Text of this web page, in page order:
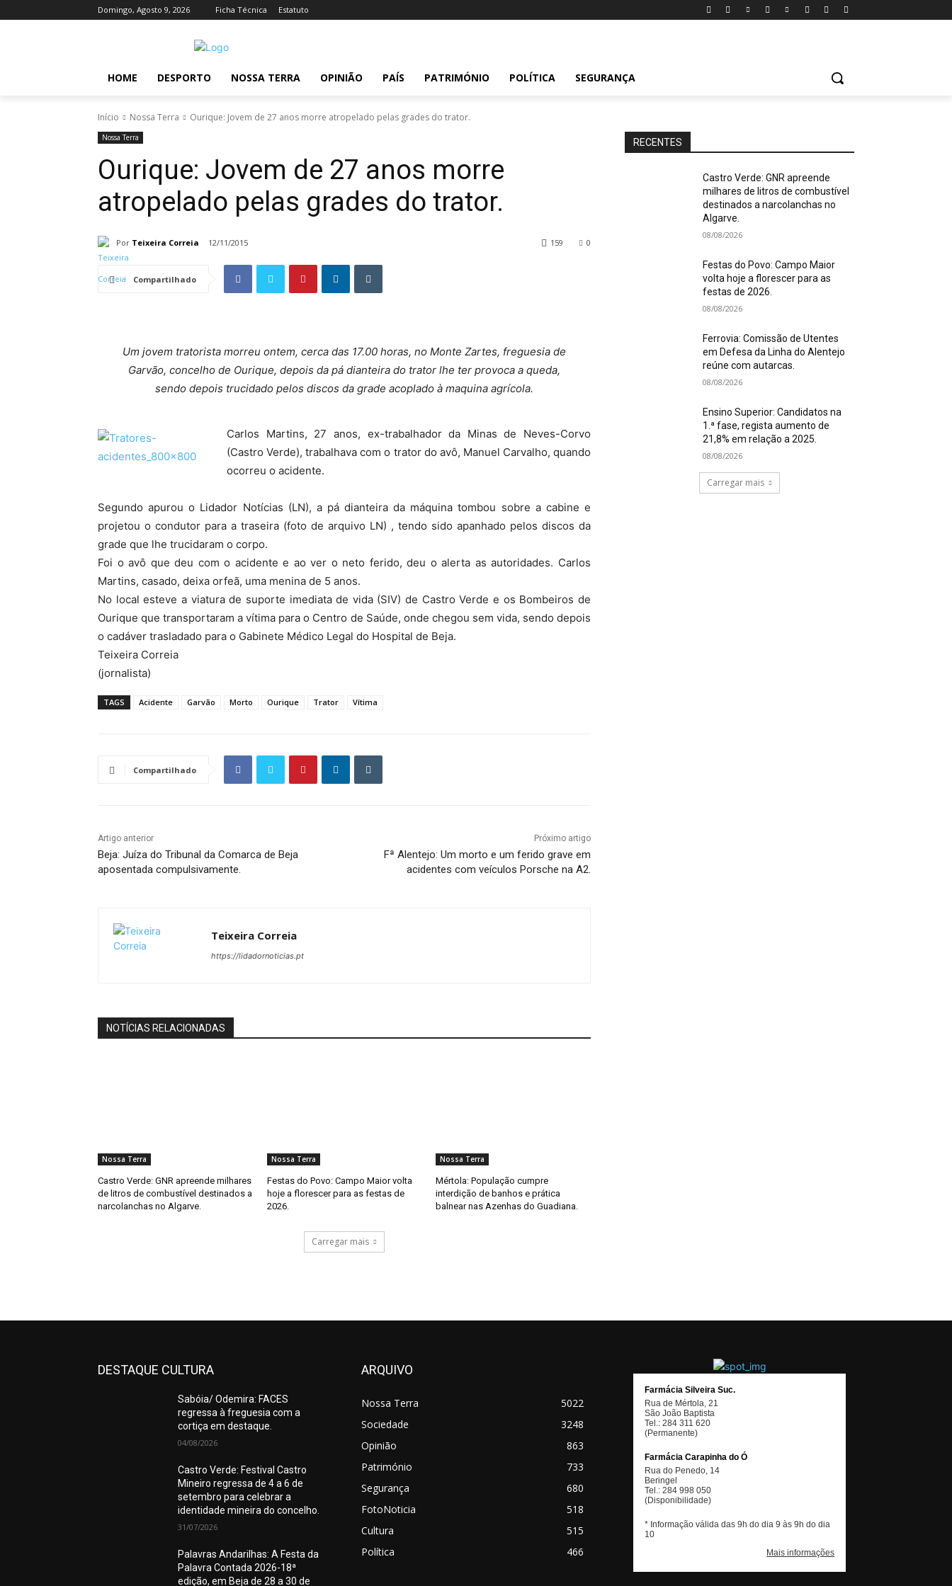
Domingo, Agosto 9, 2026 Ficha Técnica Estatuto
HOME DESPORTO NOSSA TERRA OPINIÃO PAÍS PATRIMÓNIO POLÍTICA SEGURANÇA
Início Nossa Terra Ourique: Jovem de 27 anos morre atropelado pelas grades do trator.
Nossa Terra
Ourique: Jovem de 27 anos morre
atropelado pelas grades do trator.
Por Teixeira Correia 12/11/2015 0
159
Compartilhado
Um jovem tratorista morreu ontem, cerca das 17.00 horas, no Monte Zartes, freguesia de
Garvão, concelho de Ourique, depois da pá dianteira do trator lhe ter provoca a queda,
sendo depois trucidado pelos discos da grade acoplado à maquina agrícola.
Carlos Martins, 27 anos, ex-trabalhador da Minas de Neves-Corvo
(Castro Verde), trabalhava com o trator do avô, Manuel Carvalho, quando
ocorreu o acidente.
Segundo apurou o Lidador Notícias (LN), a pá dianteira da máquina tombou sobre a cabine e
projetou o condutor para a traseira (foto de arquivo LN) , tendo sido apanhado pelos discos da
grade que lhe trucidaram o corpo.
Foi o avô que deu com o acidente e ao ver o neto ferido, deu o alerta as autoridades. Carlos
Martins, casado, deixa orfeã, uma menina de 5 anos.
No local esteve a viatura de suporte imediata de vida (SIV) de Castro Verde e os Bombeiros de
Ourique que transportaram a vítima para o Centro de Saúde, onde chegou sem vida, sendo depois
o cadáver trasladado para o Gabinete Médico Legal do Hospital de Beja.
Teixeira Correia
(jornalista)
TAGS Acidente Garvão Morto Ourique Trator Vítima
Compartilhado
Artigo anterior
Beja: Juíza do Tribunal da Comarca de Beja
aposentada compulsivamente.
Próximo artigo
Fª Alentejo: Um morto e um ferido grave em
acidentes com veículos Porsche na A2.
Teixeira Correia
https://lidadornoticias.pt
NOTÍCIAS RELACIONADAS
Nossa Terra
Castro Verde: GNR apreende milhares
de litros de combustível destinados a
narcolanchas no Algarve.
Nossa Terra
Festas do Povo: Campo Maior volta
hoje a florescer para as festas de
2026.
Nossa Terra
Mértola: População cumpre
interdição de banhos e prática
balnear nas Azenhas do Guadiana.
Carregar mais
RECENTES
Castro Verde: GNR apreende
milhares de litros de combustível
destinados a narcolanchas no
Algarve.
08/08/2026
Festas do Povo: Campo Maior
volta hoje a florescer para as
festas de 2026.
08/08/2026
Ferrovia: Comissão de Utentes
em Defesa da Linha do Alentejo
reúne com autarcas.
08/08/2026
Ensino Superior: Candidatos na
1.ª fase, regista aumento de
21,8% em relação a 2025.
08/08/2026
Carregar mais
DESTAQUE CULTURA
Sabóia/ Odemira: FACES
regressa à freguesia com a
cortiça em destaque.
04/08/2026
Castro Verde: Festival Castro
Mineiro regressa de 4 a 6 de
setembro para celebrar a
identidade mineira do concelho.
31/07/2026
Palavras Andarilhas: A Festa da
Palavra Contada 2026-18ª
edição, em Beja de 28 a 30 de
ARQUIVO
Nossa Terra
5022
Sociedade
3248
Opinião
863
Património
733
Segurança
680
FotoNoticia
518
Cultura
515
Política
466